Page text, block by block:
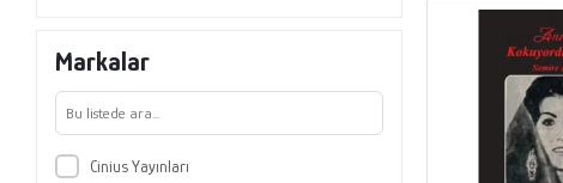
Markalar
Cinius Yayınları